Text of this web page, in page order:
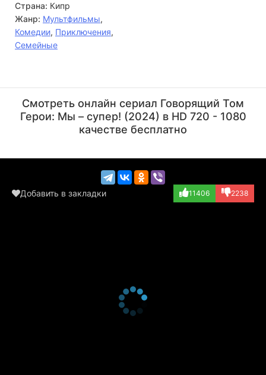
Страна: Кипр
Жанр: Мультфильмы,
Комедии, Приключения,
Семейные
Смотреть онлайн сериал Говорящий Том
Герои: Мы – супер! (2024) в HD 720 - 1080
качестве бесплатно
Добавить в закладки 11406 2238